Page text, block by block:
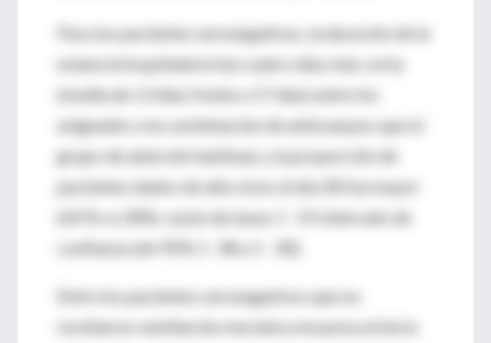
Para los pacientes seronegativos, la duración de la
estancia hospitalaria fue cuatro días más corta
(media de 13 días frente a 17 días) entre los
asignados a la combinación de anticuerpos que el
grupo de atención habitual, y la proporción de
pacientes dados de alta vivos el día 28 fue mayor
(64 % vs.58%; razón de tasas 1 · 19, intervalo de
confianza del 95% 1 · 08 a 1 · 30).
Entre los pacientes seronegativos que no
recibieron ventilación mecánica invasiva al inicio